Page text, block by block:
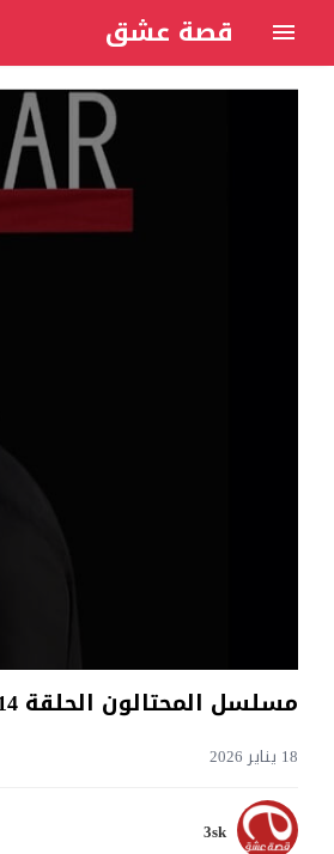
قصة عشق
مسلسل المحتالون الحلقة 14
18 يناير 2026
3sk